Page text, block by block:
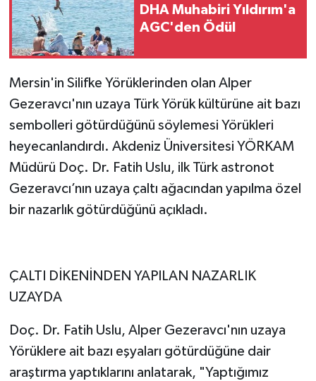
DHA Muhabiri Yıldırım'a
AGC'den Ödül
Mersin'in Silifke Yörüklerinden olan Alper
Gezeravcı'nın uzaya Türk Yörük kültürüne ait bazı
sembolleri götürdüğünü söylemesi Yörükleri
heyecanlandırdı. Akdeniz Üniversitesi YÖRKAM
Müdürü Doç. Dr. Fatih Uslu, ilk Türk astronot
Gezeravcı’nın uzaya çaltı ağacından yapılma özel
bir nazarlık götürdüğünü açıkladı.
ÇALTI DİKENİNDEN YAPILAN NAZARLIK
UZAYDA
Doç. Dr. Fatih Uslu, Alper Gezeravcı'nın uzaya
Yörüklere ait bazı eşyaları götürdüğüne dair
araştırma yaptıklarını anlatarak, "Yaptığımız